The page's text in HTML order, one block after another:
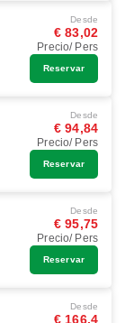
Desde
€ 83,02
Precio/ Pers
Reservar
Desde
€ 94,84
Precio/ Pers
Reservar
Desde
€ 95,75
Precio/ Pers
Reservar
Desde
€ 166,4